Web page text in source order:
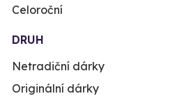
Celoroční
DRUH
Netradiční dárky
Originální dárky